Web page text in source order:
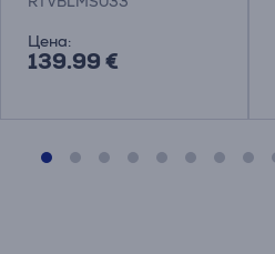
Цена:
139.99 €